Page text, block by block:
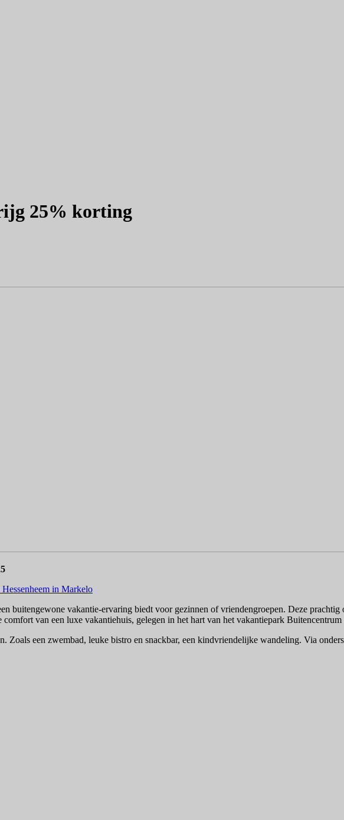
25% korting
in Markelo
buitengewone vakantie-ervaring biedt voor gezinnen of vriendengroepen. Deze
van een luxe vakantiehuis, gelegen in het hart van het vakantiepark Buitencentrum
een zwembad, leuke bistro en snackbar, een kindvriendelijke wandeling. Via